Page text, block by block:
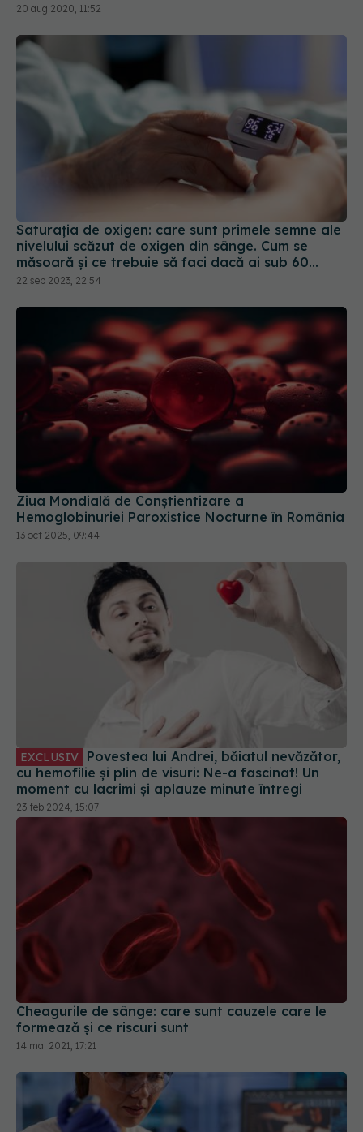
20 aug 2020, 11:52
Saturația de oxigen: care sunt primele semne ale
nivelului scăzut de oxigen din sânge. Cum se
măsoară și ce trebuie să faci dacă ai sub 60
mmHG
22 sep 2023, 22:54
Ziua Mondială de Conștientizare a
Hemoglobinuriei Paroxistice Nocturne în România
13 oct 2025, 09:44
EXCLUSIV
cu hemofilie și plin de visuri: Ne-a fascinat! Un
moment cu lacrimi și aplauze minute întregi
23 feb 2024, 15:07
Cheagurile de sânge: care sunt cauzele care le
formează și ce riscuri sunt
14 mai 2021, 17:21